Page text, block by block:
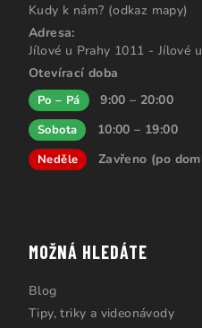
Kudy k nám? (odkaz mapy)
Adresa:
Jílové u Prahy 1011 - Jílové
Otevírací doba
Po – Pá 9:00 – 20:00
Sobota 10:00 – 19:00
Neděle Zavřeno (po
MOŽNÁ HLEDÁTE
Blog
Tipy, triky a videonávody